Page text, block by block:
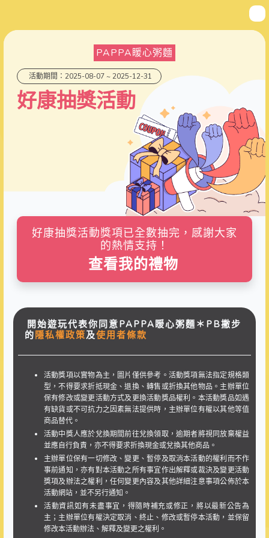
PAPPA䁔心粥麵
活動期間：2025-08-07 ~ 2025-12-31
好康抽獎活動
好康抽獎活動獎項已全數抽完，感謝大家
的熱情支持！
查看我的禮物
開始遊玩代表你同意PAPPA䁔心粥麵＊PB撇步
的 隱私權政策及使用者條款
活動獎項以實物為主，圖片僅供參考。活動獎項無法指定規格類
型，不得要求折抵現金、退換、轉售或折換其他物品。主辦單位
保有修改或變更活動方式及更換活動獎品權利。本活動獎品如遇
有缺貨或不可抗力之因素無法提供時，主辦單位有權以其他等值
商品替代。
活動中獎人應於兌換期間前往兌換領取，逾期者將視同放棄權益
並應自行負責，亦不得要求折換現金或兌換其他商品。
主辦單位保有一切修改、變更、暫停及取消本活動的權利而不作
事前通知，亦有對本活動之所有事宜作出解釋或裁決及變更活動
獎項及辦法之權利，任何變更內容及其他詳細注意事項公佈於本
活動網站，並不另行通知。
活動資訊如有未盡事宜，得隨時補充或修正，將以最新公告為
主；主辦單位有權決定取消、終止、修改或暫停本活動，並保留
修改本活動辦法、解釋及變更之權利。